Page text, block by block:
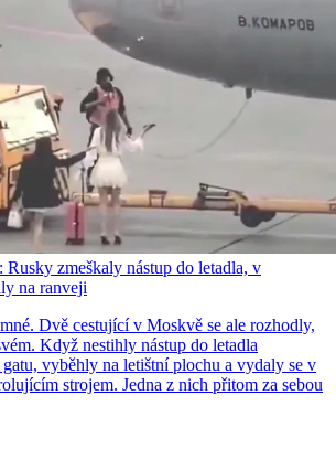
Rusky zmeškaly nástup do letadla, v
na ranveji
Dvě cestující v Moskvě se ale rozhodly,
Když nestihly nástup do letadla
vyběhly na letištní plochu a vydaly se v
strojem. Jedna z nich přitom za sebou